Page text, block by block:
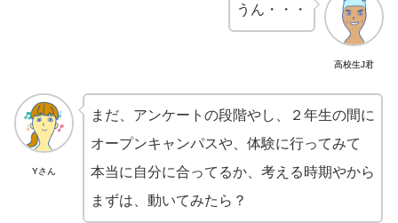
高校生J君
うん・・・
Yさん
まだ、アンケートの段階やし、２年生の間に
オープンキャンパスや、体験に行ってみて
本当に自分に合ってるか、考える時期やから
まずは、動いてみたら？